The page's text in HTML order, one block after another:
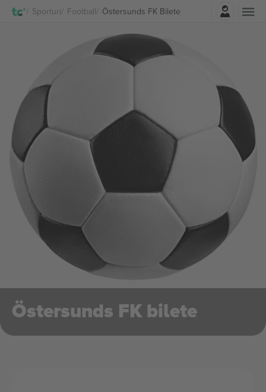
Sporturi Football Östersunds FK Bilete
Autentificare
Östersunds FK bilete